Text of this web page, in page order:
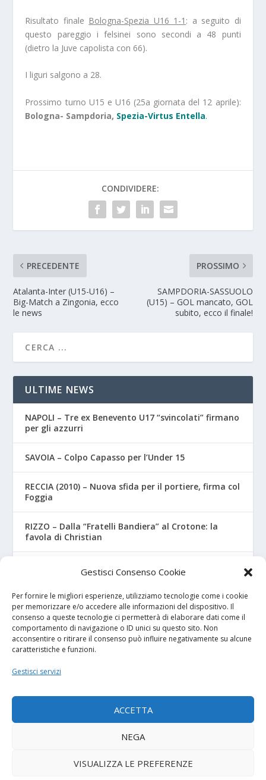
Gestisci Consenso Cookie
Per fornire le migliori esperienze, utilizziamo tecnologie come i cookie
per memorizzare e/o accedere alle informazioni del dispositivo. Il
consenso a queste tecnologie ci permetterà di elaborare dati come il
comportamento di navigazione o ID unici su questo sito. Non
acconsentire o ritirare il consenso può influire negativamente su alcune
caratteristiche e funzioni.
Gestisci servizi
ACCETTA
NEGA
VISUALIZZA LE PREFERENZE
Risultato finale Bologna-Spezia U16 1-1 : a seguito di
questo pareggio i felsinei sono secondi a 48 punti
(dietro la Juve capolista con 66).
I liguri salgono a 28.
Prossimo turno U15 e U16 (25a giornata del 12 aprile):
Bologna- Sampdoria, Spezia-Virtus Entella.
CONDIVIDERE:
PRECEDENTE
Atalanta-Inter (U15-U16) –
Big-Match a Zingonia, ecco
le news
PROSSIMO
SAMPDORIA-SASSUOLO
(U15) – GOL mancato, GOL
subito, ecco il finale!
ULTIME NEWS
NAPOLI – Tre ex Benevento U17 “svincolati” firmano
per gli azzurri
SAVOIA – Colpo Capasso per l’Under 15
RECCIA (2010) – Nuova sfida per il portiere, firma col
Foggia
RIZZO – Dalla “Fratelli Bandiera” al Crotone: la
favola di Christian
I NOSTRI SPONSOR
Calcio Panchina
Diretta.it